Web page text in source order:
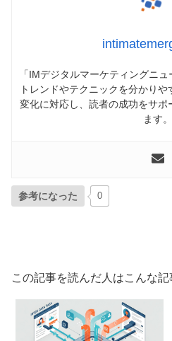
「IMデジタルマーケティングニ
トレンドやテクニックを分かり
変化に対応し、読者の成功をサ
ます。
参考になった 0
この記事を読んだ人はこんな